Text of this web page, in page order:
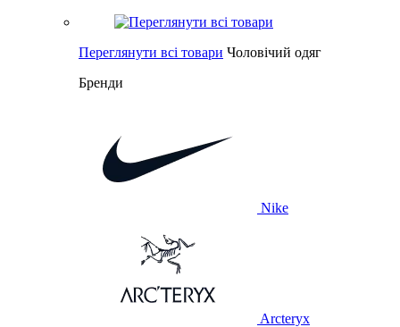
Переглянути всі товари Чоловічий одяг
Бренди
Nike
Arcteryx